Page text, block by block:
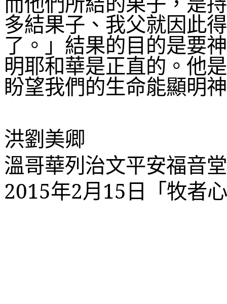
多結果子、我父就因此
了。」結果的目的是要
明耶和華是正直的。他
盼望我們的生命能顯明
洪劉美卿
溫哥華列治文平安福音
2015年2月15日「牧者